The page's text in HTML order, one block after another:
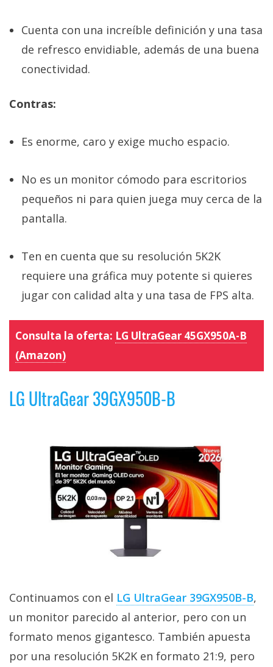
Cuenta con una increíble definición y una tasa
de refresco envidiable, además de una buena
conectividad.
Contras:
Es enorme, caro y exige mucho espacio.
No es un monitor cómodo para escritorios
pequeños ni para quien juega muy cerca de la
pantalla.
Ten en cuenta que su resolución 5K2K
requiere una gráfica muy potente si quieres
jugar con calidad alta y una tasa de FPS alta.
Consulta la oferta: LG UltraGear 45GX950A-B
(Amazon)
LG UltraGear 39GX950B-B
Continuamos con el LG UltraGear 39GX950B-B‎,
un monitor parecido al anterior, pero con un
formato menos gigantesco. También apuesta
por una resolución 5K2K en formato 21:9, pero